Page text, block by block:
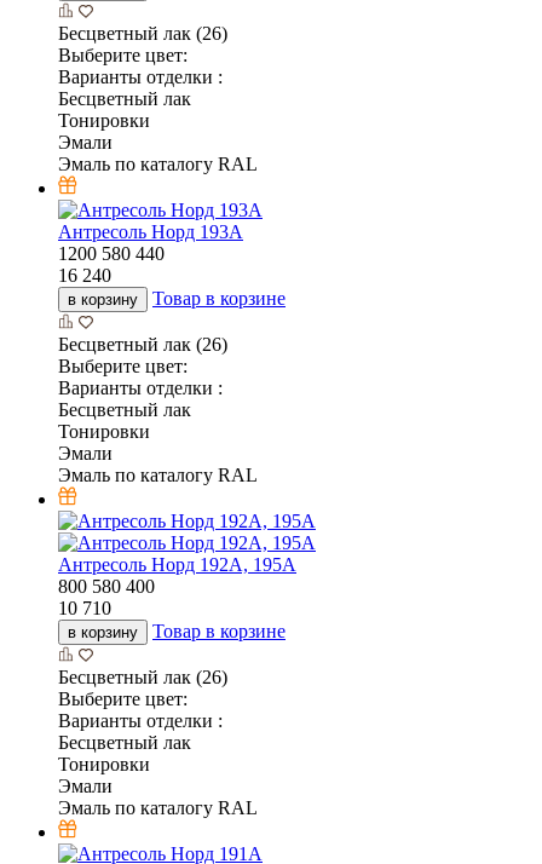
Бесцветный лак (26)
Выберите цвет:
Варианты отделки :
Бесцветный лак
Тонировки
Эмали
Эмаль по каталогу RAL
Антресоль Норд 193А
1200 580 440
16 240
в корзину Товар в корзине
Бесцветный лак (26)
Выберите цвет:
Варианты отделки :
Бесцветный лак
Тонировки
Эмали
Эмаль по каталогу RAL
Антресоль Норд 192А, 195А
800 580 400
10 710
в корзину Товар в корзине
Бесцветный лак (26)
Выберите цвет:
Варианты отделки :
Бесцветный лак
Тонировки
Эмали
Эмаль по каталогу RAL